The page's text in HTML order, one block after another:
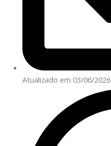
Atualizado em 03/06/2026